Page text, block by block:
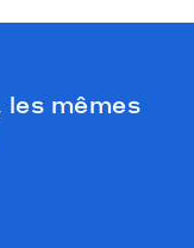
les mêmes